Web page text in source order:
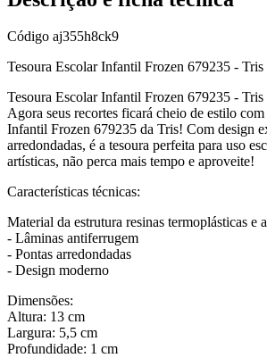
Código aj355h8ck9
Tesoura Escolar Infantil Frozen 679235 - Tris
Tesoura Escolar Infantil Frozen 679235 - Tris
Agora seus recortes ficará cheio de estilo
Infantil Frozen 679235 da Tris! Com design
arredondadas, é a tesoura perfeita para uso
artísticas, não perca mais tempo e aproveite!
Características técnicas:
Material da estrutura resinas termoplásticas e
- Lâminas antiferrugem
- Pontas arredondadas
- Design moderno
Dimensões:
Altura: 13 cm
Largura: 5,5 cm
Profundidade: 1 cm